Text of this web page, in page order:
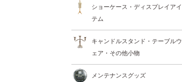
ショーケース・ディスプレイアイ
テム
キャンドルスタンド・テーブルウ
ェア・その他小物
メンテナンスグッズ